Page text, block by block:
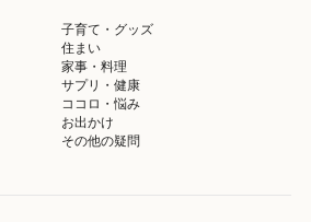
子育て・グッズ
住まい
家事・料理
サプリ・健康
ココロ・悩み
お出かけ
その他の疑問